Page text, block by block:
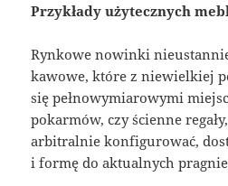
Przykłady użytecznych
Rynkowe nowinki
kawowe, które z niewielkiej
się pełnowymiarowymi
pokarmów, czy ścienne
arbitralnie konfigurować,
i formę do aktualnych